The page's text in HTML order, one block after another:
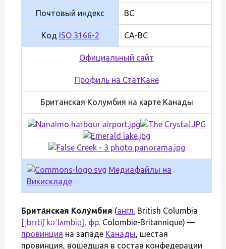
Почтовый индекс BC
Код ISO 3166-2 CA-BC
Официальный сайт
Профиль на СтатКане
Британская Колумбия на карте Канады
Медиафайлы на
Викискладе
Брита́нская Колу́мбия (англ. British Columbia
[ˌbrɪtɨʃ kəˈlʌmbiə] , фр. Colombie-Britannique) —
провинция на западе Канады, шестая
провинция, вошедшая в состав конфедерации